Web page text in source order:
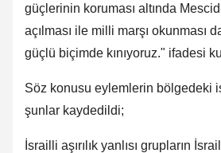
güçlerinin koruması altında
açılması ile milli marşı
güçlü biçimde kınıyoruz." ifadesi
Söz konusu eylemlerin bölgedeki
şunlar kaydedildi;
İsrailli aşırılık yanlısı grupların